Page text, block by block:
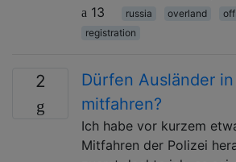
13
russia overland
registration
2
Dürfen Ausländer
mitfahren?
Ich habe vor kurzem
Mitfahren der Polizei